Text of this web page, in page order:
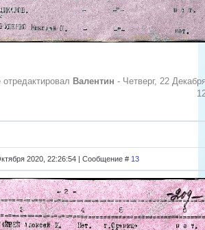
Валентин - Четверг, 22
2020, 22:26:54 | Сообщение # 13